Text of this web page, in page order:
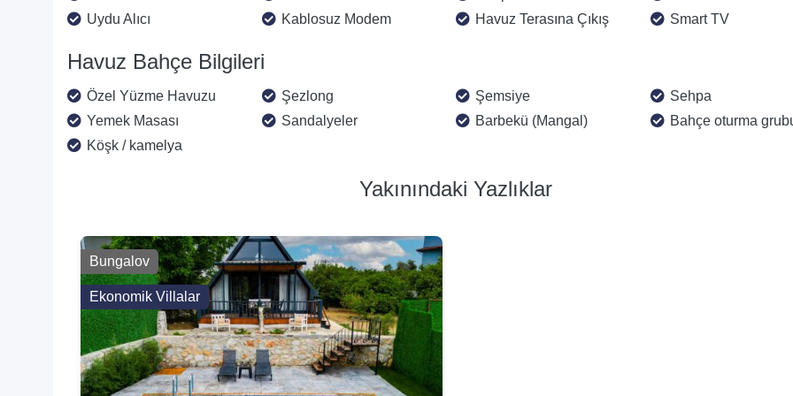
Uydu Alıcı
Kablosuz Modem Havuz Terasına Çıkış Smart TV
Havuz Bahçe Bilgileri
Özel Yüzme Havuzu Şezlong Şemsiye
Sehpa
Yemek Masası
Sandalyeler Barbekü (Mangal)
Bahçe oturma
Köşk / kamelya
Yakınındaki Yazlıklar
Bungalov
Ekonomik Villalar